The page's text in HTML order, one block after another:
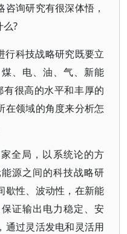
询研究有很深体悟，
么?
行科技战略研究既要立
、电、油、气、新能
很高的水平和丰厚的
在领域的角度来分析怎
全局，以系统论的方
源之间的科技战略研
歇性、波动性，在新能
证输出电力稳定、安
通过灵活发电和灵活用